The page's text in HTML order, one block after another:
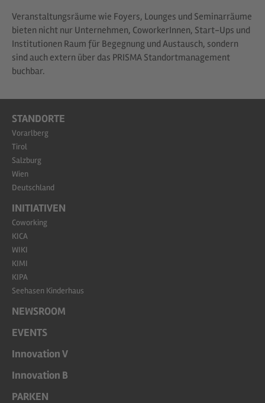
Veranstaltungsräume wie Foyers, Lounges und Seminarräume
bieten nicht nur Unternehmen, CoworkerInnen, Start-Ups und
Institutionen Raum für Begegnung und Austausch, sondern
sind auch extern über das PRISMA Standortmanagement
buchbar.
STANDORTE
Vorarlberg
Tirol
Salzburg
Wien
Deutschland
INITIATIVEN
Coworking
KICA
WIKI
KIMI
KIPA
Seehasen Kinderhaus
NEWSROOM
EVENTS
Innovation V
Innovation B
PARKEN